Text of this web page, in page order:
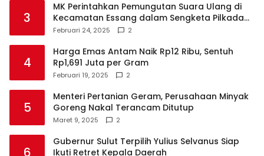
3
MK Perintahkan Pemungutan Suara Ulang di
Kecamatan Essang dalam Sengketa Pilkada
Talaud
Februari 24, 2025 2
4
Harga Emas Antam Naik Rp12 Ribu, Sentuh
Rp1,691 Juta per Gram
Februari 19, 2025 2
5
Menteri Pertanian Geram, Perusahaan Minyak
Goreng Nakal Terancam Ditutup
Maret 9, 2025 2
Gubernur Sulut Terpilih Yulius Selvanus Siap
Ikuti Retret Kepala Daerah